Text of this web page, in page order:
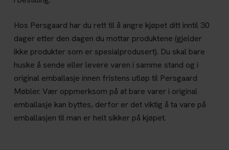
Hos Persgaard har du rett til å angre kjøpet ditt inntil 30
dager etter den dagen du mottar produktene (gjelder
ikke produkter som er spesialprodusert). Du skal bare
huske å sende eller levere varen i samme stand og i
original emballasje innen fristens utløp til Persgaard
Møbler. Vær oppmerksom på at bare varer i original
emballasje kan byttes, derfor er det viktig å ta vare på
emballasjen til man er helt sikker på kjøpet.